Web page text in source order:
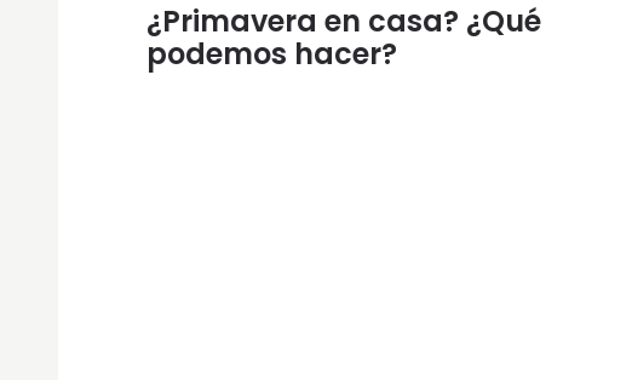
¿Primavera en casa? ¿Qué
podemos hacer?